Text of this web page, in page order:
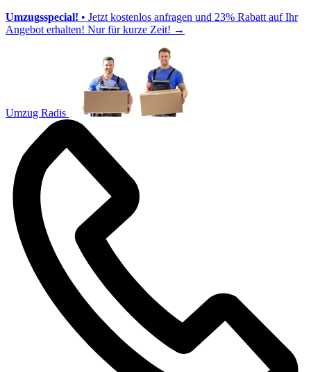
Umzugsspecial! • Jetzt kostenlos anfragen und 23% Rabatt auf Ihr
Angebot erhalten! Nur für kurze Zeit! →
Umzug Radis